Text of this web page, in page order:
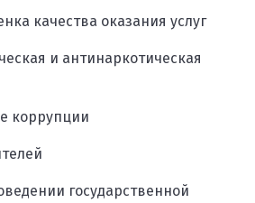
качества оказания услуг
и антинаркотическая
коррупции
государственной